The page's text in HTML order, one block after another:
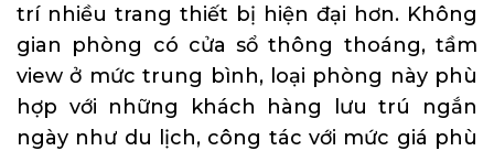
trí nhiều trang thiết bị hiện đại hơn. Không
gian phòng có cửa sổ thông thoáng, tầm
view ở mức trung bình, loại phòng này phù
hợp với những khách hàng lưu trú ngắn
ngày như du lịch, công tác với mức giá phù